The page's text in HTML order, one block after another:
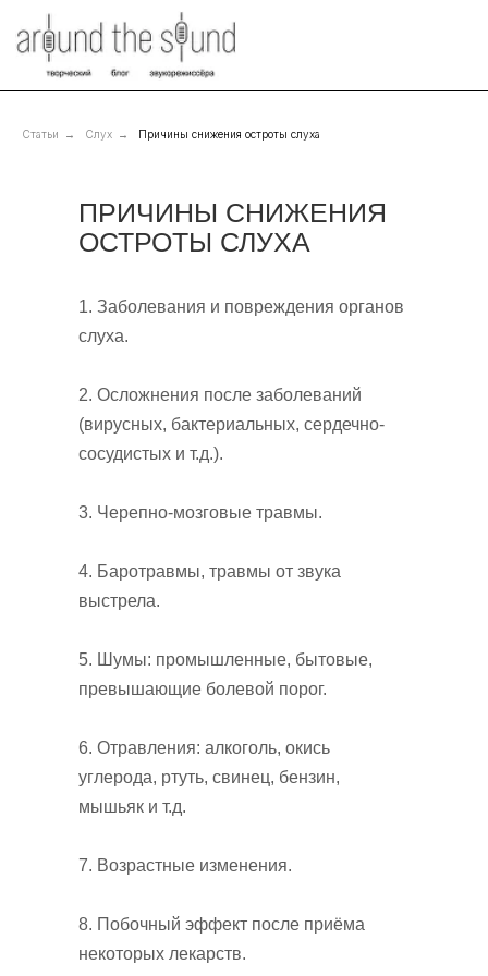
Статьи → Слух → Причины снижения остроты слуха
ПРИЧИНЫ СНИЖЕНИЯ
ОСТРОТЫ СЛУХА
1. Заболевания и повреждения органов
слуха.
2. Осложнения после заболеваний
(вирусных, бактериальных, сердечно-
сосудистых и т.д.).
3. Черепно-мозговые травмы.
4. Баротравмы, травмы от звука
выстрела.
5. Шумы: промышленные, бытовые,
превышающие болевой порог.
6. Отравления: алкоголь, окись
углерода, ртуть, свинец, бензин,
мышьяк и т.д.
7. Возрастные изменения.
8. Побочный эффект после приёма
некоторых лекарств.